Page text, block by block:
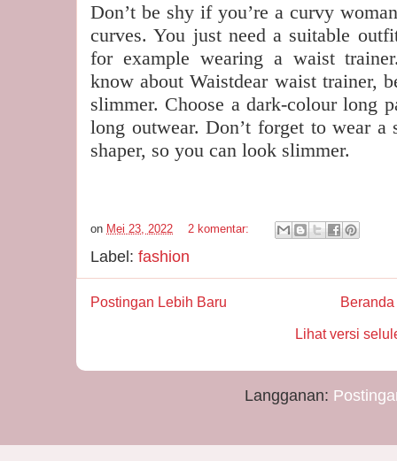
Don’t be shy if you’re a curvy
curves. You just need a suitable
for example wearing a waist
know about Waistdear waist trainer,
slimmer. Choose a dark-colour long
long outwear. Don’t forget to wear a
shaper, so you can look slimmer.
on Mei 23, 2022 2 komentar:
Label: fashion
Postingan Lebih Baru Beranda
Lihat versi
Langganan: